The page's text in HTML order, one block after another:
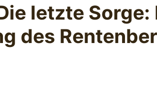
letzte Sorge:
des